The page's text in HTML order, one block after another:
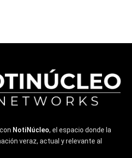
NotiNúcleo, el espacio donde la
veraz, actual y relevante al